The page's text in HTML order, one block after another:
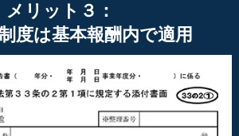
メリット３：
度は基本報酬内で適用